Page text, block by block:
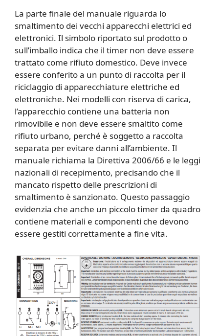
La parte finale del manuale riguarda lo
smaltimento dei vecchi apparecchi elettrici ed
elettronici. Il simbolo riportato sul prodotto o
sull’imballo indica che il timer non deve essere
trattato come rifiuto domestico. Deve invece
essere conferito a un punto di raccolta per il
riciclaggio di apparecchiature elettriche ed
elettroniche. Nei modelli con riserva di carica,
l’apparecchio contiene una batteria non
rimovibile e non deve essere smaltito come
rifiuto urbano, perché è soggetto a raccolta
separata per evitare danni all’ambiente. Il
manuale richiama la Direttiva 2006/66 e le leggi
nazionali di recepimento, precisando che il
mancato rispetto delle prescrizioni di
smaltimento è sanzionato. Questo passaggio
evidenzia che anche un piccolo timer da quadro
contiene materiali e componenti che devono
essere gestiti correttamente a fine vita.